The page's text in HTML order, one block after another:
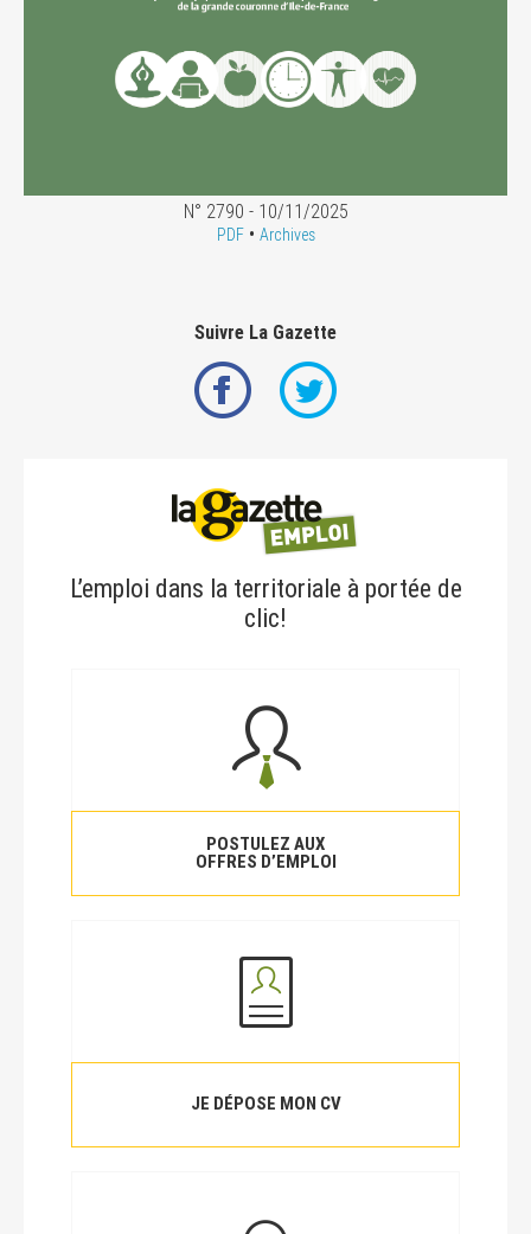
N° 2790 - 10/11/2025
PDF• Archives
Suivre La Gazette
L’emploi dans la territoriale à portée de
clic!
POSTULEZ AUX
OFFRES D’EMPLOI
JE DÉPOSE MON CV